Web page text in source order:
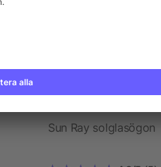
Sun Ray solglasögon